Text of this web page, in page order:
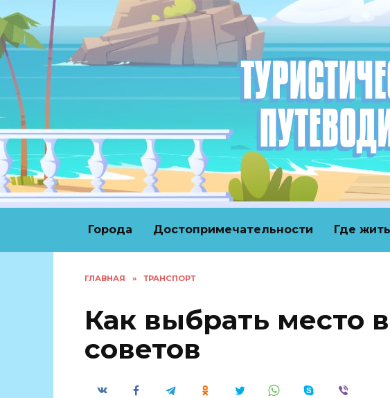
к
содержанию
Города Достопримечательности Где жить
ГЛАВНАЯ » ТРАНСПОРТ
Как выбрать место
советов